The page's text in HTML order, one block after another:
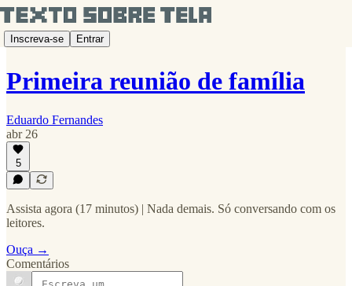
Inscreva-se Entrar
Primeira reunião de família
Eduardo Fernandes
abr 26
5
Assista agora (17 minutos) | Nada demais. Só conversando com os
leitores.
Ouça →
Comentários